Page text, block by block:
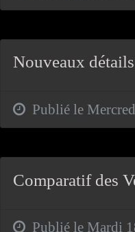
Nouveaux
Publié le
Comparatif des
Publié le Mardi